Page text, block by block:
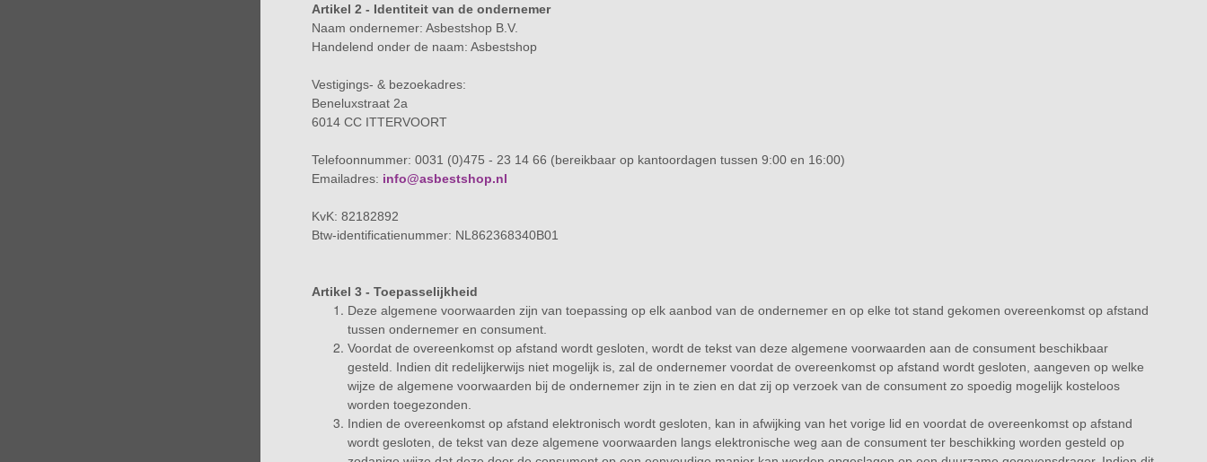
Artikel 2 - Identiteit van de ondernemer
Naam ondernemer: Asbestshop B.V.
Handelend onder de naam: Asbestshop
Vestigings- & bezoekadres:
Beneluxstraat 2a
6014 CC ITTERVOORT
Telefoonnummer: 0031 (0)475 - 23 14 66 (bereikbaar op kantoordagen tussen 9:00 en 16:00)
Emailadres: info@asbestshop.nl
KvK: 82182892
Btw-identificatienummer: NL862368340B01
Artikel 3 - Toepasselijkheid
Deze algemene voorwaarden zijn van toepassing op elk aanbod van de ondernemer en op elke tot stand gekomen overeenkomst op afstand
tussen ondernemer en consument.
Voordat de overeenkomst op afstand wordt gesloten, wordt de tekst van deze algemene voorwaarden aan de consument beschikbaar
gesteld. Indien dit redelijkerwijs niet mogelijk is, zal de ondernemer voordat de overeenkomst op afstand wordt gesloten, aangeven op welke
wijze de algemene voorwaarden bij de ondernemer zijn in te zien en dat zij op verzoek van de consument zo spoedig mogelijk kosteloos
worden toegezonden.
Indien de overeenkomst op afstand elektronisch wordt gesloten, kan in afwijking van het vorige lid en voordat de overeenkomst op afstand
wordt gesloten, de tekst van deze algemene voorwaarden langs elektronische weg aan de consument ter beschikking worden gesteld op